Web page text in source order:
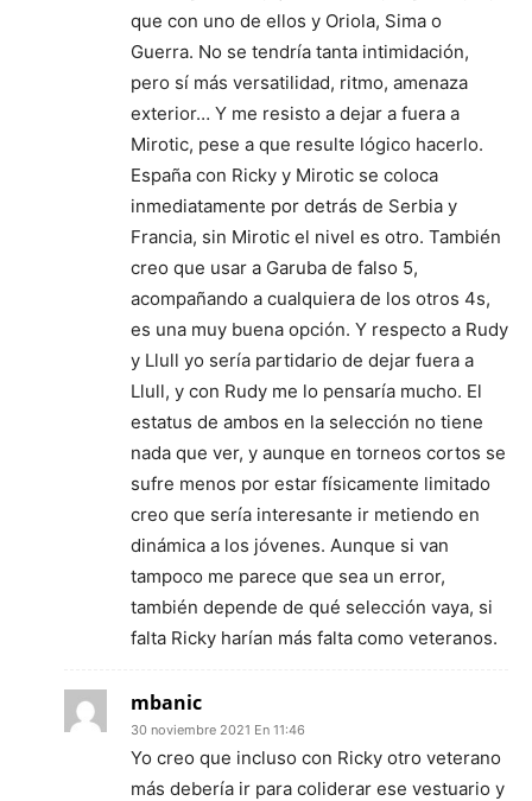
que con uno de ellos y Oriola, Sima o
Guerra. No se tendría tanta intimidación,
pero sí más versatilidad, ritmo, amenaza
exterior… Y me resisto a dejar a fuera a
Mirotic, pese a que resulte lógico hacerlo.
España con Ricky y Mirotic se coloca
inmediatamente por detrás de Serbia y
Francia, sin Mirotic el nivel es otro. También
creo que usar a Garuba de falso 5,
acompañando a cualquiera de los otros 4s,
es una muy buena opción. Y respecto a Rudy
y Llull yo sería partidario de dejar fuera a
Llull, y con Rudy me lo pensaría mucho. El
estatus de ambos en la selección no tiene
nada que ver, y aunque en torneos cortos se
sufre menos por estar físicamente limitado
creo que sería interesante ir metiendo en
dinámica a los jóvenes. Aunque si van
tampoco me parece que sea un error,
también depende de qué selección vaya, si
falta Ricky harían más falta como veteranos.
mbanic
30 noviembre 2021 En 11:46
Yo creo que incluso con Ricky otro veterano
más debería ir para coliderar ese vestuario y